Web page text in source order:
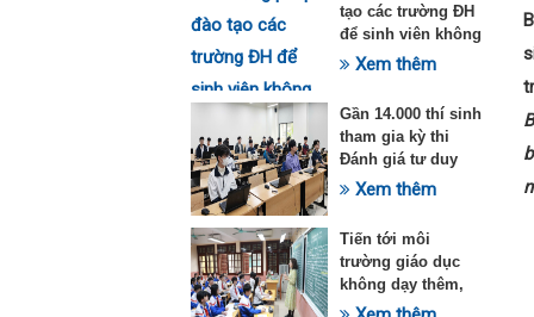
tạo các trường ĐH
để sinh viên không
quá tải với ngành
Xem thêm
Gần 14.000 thí sinh
tham gia kỳ thi
Đánh giá tư duy
đợt 1 năm 2025
Xem thêm
Tiến tới môi
trường giáo dục
không dạy thêm,
học thêm